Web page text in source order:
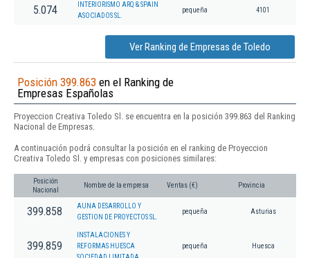
5.074
INTERIORISMO ARQ & SPAIN
ASOCIADOS SL.
pequeña 4101
Ver Ranking de Empresas de Toledo
Posición 399.863 en el Ranking de
Empresas Españolas
Proyeccion Creativa Toledo Sl. se encuentra en la posición 399.863 del Ranking
Nacional de Empresas.
A continuación podrá consultar la posición en el ranking de Proyeccion
Creativa Toledo Sl. y empresas con posiciones similares:
Posición
Nacional
Nombre de la empresa Ventas (€) Provincia
399.858
AUNA DESARROLLO Y
GESTION DE PROYECTOS SL.
pequeña Asturias
399.859
INSTALACIONES Y
REFORMAS HUESCA
pequeña Huesca